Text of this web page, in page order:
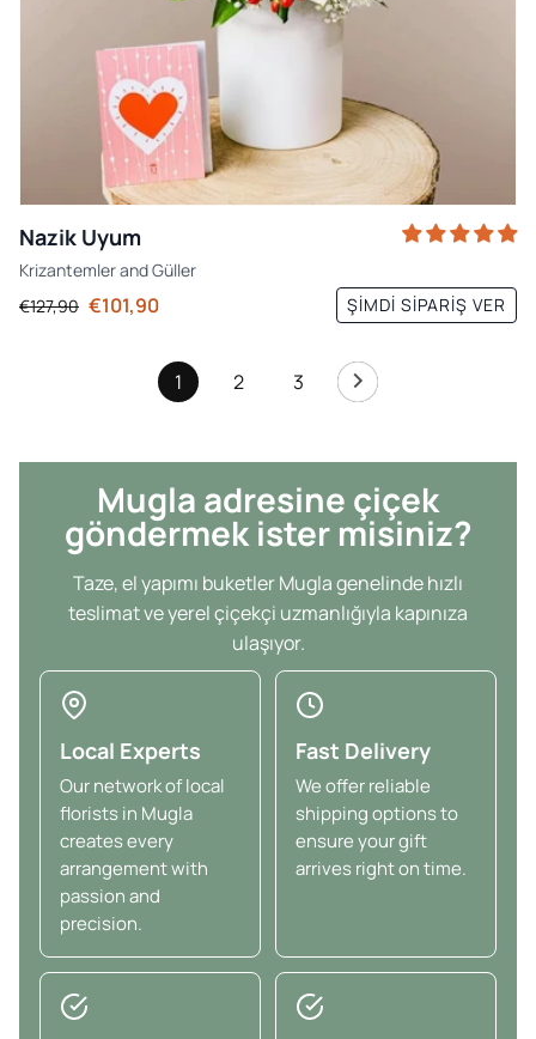
Nazik Uyum
KrizantemlerandGüller
€127,90 €101,90 ŞIMDI SIPARIŞ VER
1 2 3
Mugla adresine çiçek
göndermek ister misiniz?
Taze, el yapımı buketler Mugla genelinde hızlı
teslimat ve yerel çiçekçi uzmanlığıyla kapınıza
ulaşıyor.
Local Experts
Our network of local
florists in Mugla
creates every
arrangement with
passion and
precision.
Fast Delivery
We offer reliable
shipping options to
ensure your gift
arrives right on time.